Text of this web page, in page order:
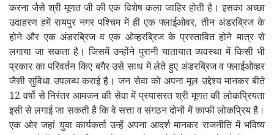
करना जैसे श्री मूणत जी की एक विशेष कला जाहिर होती है। इसका अच्छा
उदाहरण हमें रायपुर नगर पश्चिम में ही एक फ्लाईओवर, तीन अंडरब्रिज के
होने और एक अंडरब्रिज व एक ओव्हरब्रिज के प्रस्तावित होने मात्र से
लगाया जा सकता है। जिसमें उन्होंने पुरानी यातायात व्यवस्था में किसी भी
प्रकार का परिवर्तन किए बगैर उसे साथ में लेते हुए अंडरब्रिज व फ्लाईओव्हर
जैसी सुविधा उपलब्ध कराई है। जन सेवा को अपना मूल उद्देश्य मानकर बीते
12 वर्षो से निरंतर आमजन की सेवा में प्रयासरत श्री मूणत की लोकप्रियता
इसी से लगाई जा सकती है कि वे सत्ता व संगठन दोनों में काफी लोकप्रिय है।
एक ओर जहां युवा कार्यकर्ता उन्हें अपना आदर्श मानकर राजनीति में भविष्य